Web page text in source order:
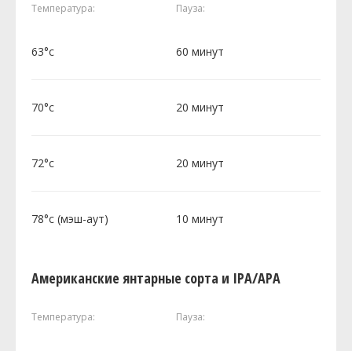
Температура: Пауза:
63°c 60 минут
70°c 20 минут
72°c 20 минут
78°c (мэш-аут) 10 минут
Американские янтарные сорта и IPA/APA
Температура: Пауза: